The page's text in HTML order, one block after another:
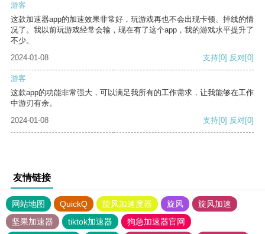
游客
这款加速器app的加速效果非常好，玩游戏再也不会出现卡顿、掉线的情
况了。我以前玩游戏经常会输，现在有了这个app，我的游戏水平提升了
不少。
2024-01-08
支持[0] 反对[0]
游客
这款app的功能非常强大，可以满足我所有的工作需求，让我能够在工作
中游刃有余。
2024-01-08
支持[0] 反对[0]
友情链接
网站地图 QuickQ 旋风加速度器 旋风
旋风加速
坚果加速器
tiktok加速器
狗急加速器官网